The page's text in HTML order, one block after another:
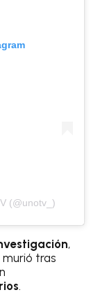
(@unotv_)
,
murió tras
.